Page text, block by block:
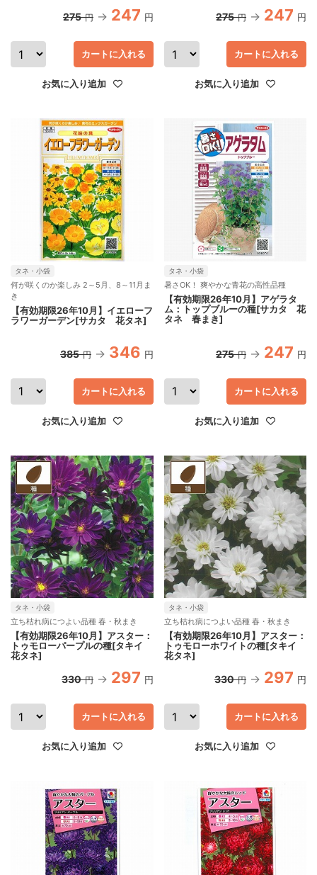
275 円 247 円
カートに入れる
お気に入り追加
275 円 247 円
カートに入れる
お気に入り追加
タネ・小袋
何が咲くのか楽しみ 2～5月、8～11月ま
き
【有効期限26年10月】イエローフ
ラワーガーデン[サカタ 花タネ]
385 円 346 円
カートに入れる
お気に入り追加
タネ・小袋
暑さOK！ 爽やかな青花の高性品種
【有効期限26年10月】アゲラタ
ム：トップブルーの種[サカタ 花
タネ 春まき]
275 円 247 円
カートに入れる
お気に入り追加
タネ・小袋
立ち枯れ病につよい品種 春・秋まき
【有効期限26年10月】アスター：
トゥモローパープルの種[タキイ
花タネ]
330 円 297 円
カートに入れる
お気に入り追加
タネ・小袋
立ち枯れ病につよい品種 春・秋まき
【有効期限26年10月】アスター：
トゥモローホワイトの種[タキイ
花タネ]
330 円 297 円
カートに入れる
お気に入り追加